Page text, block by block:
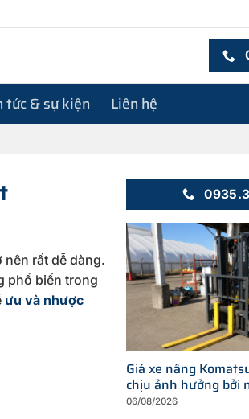
tức & sự kiện Liên hệ
rất dễ dàng.
phổ biến trong
ưu và nhược
Giá xe nâng
chịu ảnh hưởng bởi
nào?
06/08/2026